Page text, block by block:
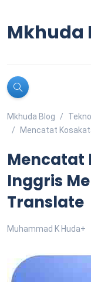
Mkhuda
Mkhuda Blog
Mencatat
Mencatat
Inggris
Translate
Muhammad K Huda+